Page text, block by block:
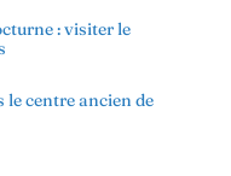
: visiter le
le centre ancien de